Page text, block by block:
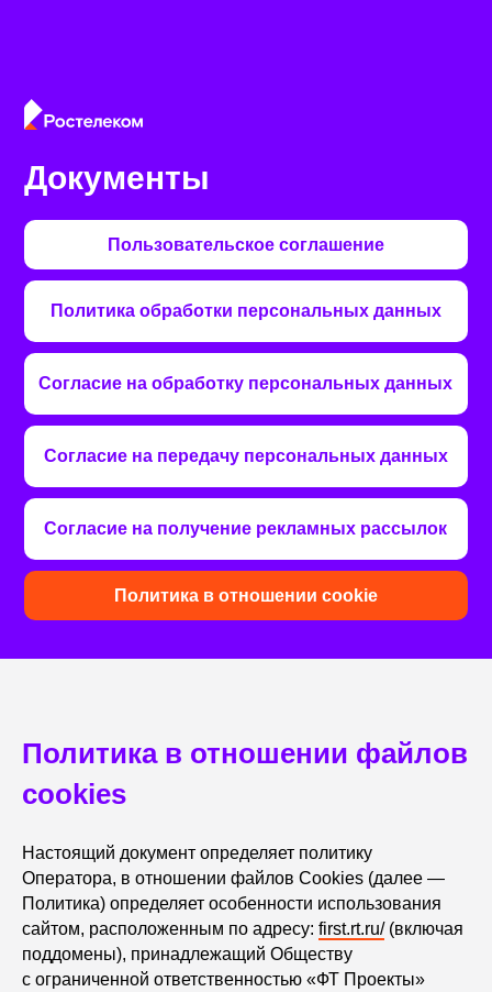
Документы
Пользовательское соглашение
Согласие на получение рекламных рассылок
Согласие на передачу персональных данных
Согласие на обработку персональных данных
Политика в отношении cookie
Политика обработки персональных данных
Политика в отношении файлов
cookies
Настоящий документ определяет политику
Оператора, в отношении файлов Сookies (далее —
Политика) определяет особенности использования
сайтом, расположенным по адресу: first.rt.ru/(включая
поддомены), принадлежащий Обществу
с ограниченной ответственностью «ФТ Проекты»